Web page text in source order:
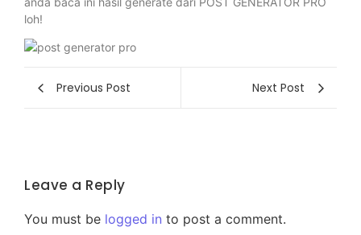
loh!
Previous Post Next Post
Leave a Reply
You must be logged in to post a comment.